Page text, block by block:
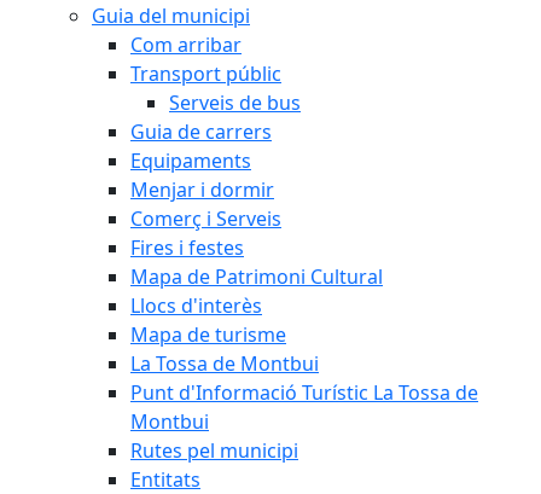
Guia del municipi
Com arribar
Transport públic
Serveis de bus
Guia de carrers
Equipaments
Menjar i dormir
Comerç i Serveis
Fires i festes
Mapa de Patrimoni Cultural
Llocs d'interès
Mapa de turisme
La Tossa de Montbui
Punt d'Informació Turístic La Tossa de
Montbui
Rutes pel municipi
Entitats